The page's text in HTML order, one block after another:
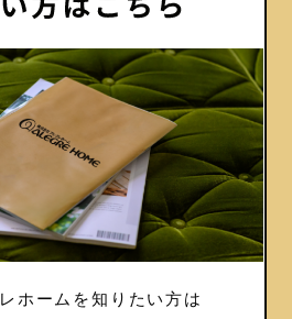
ホームを知りたい方は